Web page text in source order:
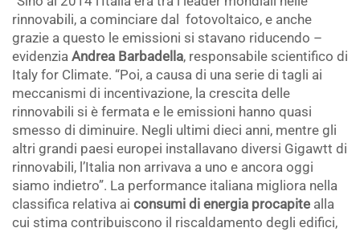
rinnovabili, a cominciare dal fotovoltaico, e anche
grazie a questo le emissioni si stavano riducendo –
evidenzia Andrea Barbadella, responsabile scientifico di
Italy for Climate. “Poi, a causa di una serie di tagli ai
meccanismi di incentivazione, la crescita delle
rinnovabili si è fermata e le emissioni hanno quasi
smesso di diminuire. Negli ultimi dieci anni, mentre gli
altri grandi paesi europei installavano diversi Gigawtt di
rinnovabili, l’Italia non arrivava a uno e ancora oggi
siamo indietro”. La performance italiana migliora nella
classifica relativa ai consumi di energia procapite alla
cui stima contribuiscono il riscaldamento degli edifici,